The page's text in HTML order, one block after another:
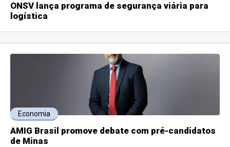
ONSV lança programa de segurança viária para
logística
Economia
AMIG Brasil promove debate com pré-candidatos
de Minas